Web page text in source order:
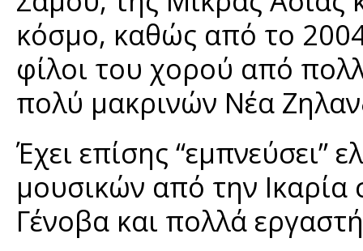
κόσμο, καθώς από το
φίλοι του χορού από
πολύ μακρινών Νέα
Έχει επίσης “εμπνεύσει”
μουσικών από την
Γένοβα και πολλά